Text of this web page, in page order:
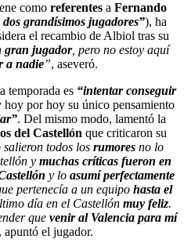
como referentes a Fernando
dos grandísimos jugadores”), ha
el recambio de Albiol tras su
gran jugador, pero no estoy aquí
a nadie”, aseveró.
temporada es “intentar conseguir
hoy por hoy su único pensamiento
. Del mismo modo, lamentó la
del Castellón que criticaron su
salieron todos los rumoresno lo
y muchas críticas fueron en
y lo asumí perfectamente
pertenecía a un equipo hasta el
día en el Castellón muy feliz.
que venir al Valencia para mí
, apuntó el jugador.